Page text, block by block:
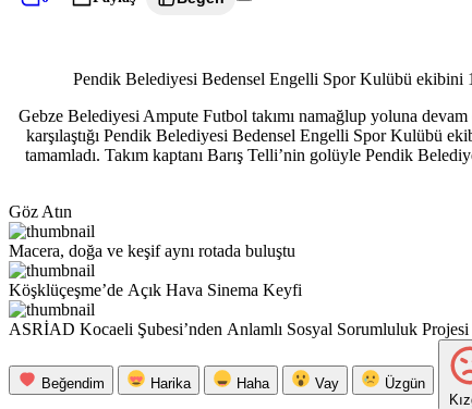
Pendik Belediyesi Bedensel Engelli Spor Kulübü ekibini
Gebze Belediyesi Ampute Futbol takımı namağlup yoluna
karşılaştığı Pendik Belediyesi Bedensel Engelli Spor Kulübü
tamamladı. Takım kaptanı Barış Telli’nin golüyle Pendik
Göz Atın
Macera, doğa ve keşif aynı rotada buluştu
Köşklüçeşme’de Açık Hava Sinema Keyfi
ASRİAD Kocaeli Şubesi’nden Anlamlı Sosyal Sorumluluk Projesi
Beğendim Harika Haha Vay
Üzgün